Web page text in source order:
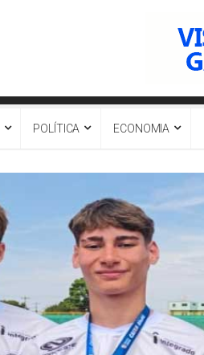
POLÍTICA ECONOMIA